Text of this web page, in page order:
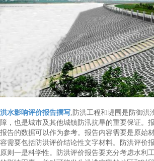
洪水影响评价报告撰写 ,防洪工程和堤围是防御洪
障，也是城市及其他城镇防汛抗旱的重要保证。
报告的数据可以作为参考。报告内容需要是原始
容需要包括防洪评价结论性文字材料。防洪评价
原则一是科学性。防洪评价报告要充分考虑水利